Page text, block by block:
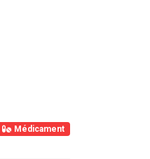
Médicament